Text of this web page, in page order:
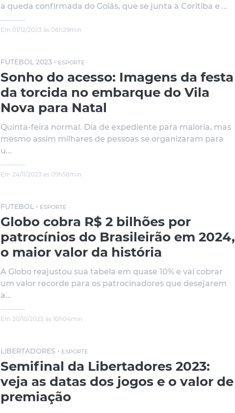
a queda confirmada do Goiás, que se junta a Coritiba e ...
Em 01/12/2023 às 08h29min
FUTEBOL 2023 • ESPORTE
Sonho do acesso: Imagens da festa
da torcida no embarque do Vila
Nova para Natal
Quinta-feira normal. Dia de expediente para maioria, mas
mesmo assim milhares de pessoas se organizaram para
u...
Em 24/11/2023 às 09h58min
FUTEBOL • ESPORTE
Globo cobra R$ 2 bilhões por
patrocínios do Brasileirão em 2024,
o maior valor da história
A Globo reajustou sua tabela em quase 10% e vai cobrar
um valor recorde para os patrocinadores que desejarem
a...
Em 20/10/2023 às 10h04min
LIBERTADORES • ESPORTE
Semifinal da Libertadores 2023:
veja as datas dos jogos e o valor de
premiação